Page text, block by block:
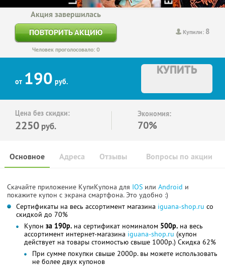
Купили: 8
Акция завершилась
ПОВТОРИТЬ АКЦИЮ
Человек проголосовало: 0
от 190 руб.
КУПИТЬ
Цена без скидки:
2250 руб.
Экономия:
70%
Основное Отзывы Вопросы по акции
Адреса
Скачайте приложение КупиКупона для IOS или Android и
покажите купон с экрана смартфона. Это удобно :)
Сертификаты на весь ассортимент магазина iguana-shop.ru со
скидкой до 70%
Купон за 190р. на сертификат номиналом 500р. на весь
ассортимент интернет-магазина iguana-shop.ru (купон
действует на товары стоимостью свыше 1000р.) Скидка 62%
При сумме покупки свыше 2000р. вы можете использовать
не более двух купонов